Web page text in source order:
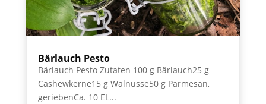
Bärlauch Pesto
Bärlauch Pesto Zutaten 100 g Bärlauch25 g
Cashewkerne15 g Walnüsse50 g Parmesan,
geriebenCa. 10 EL...